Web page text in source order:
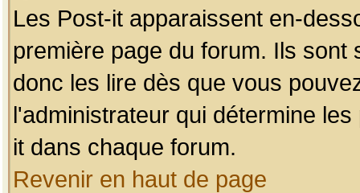
Les Post-it apparaissent en-
première page du forum. Ils
donc les lire dès que vous
l'administrateur qui détermine
it dans chaque forum.
Revenir en haut de page